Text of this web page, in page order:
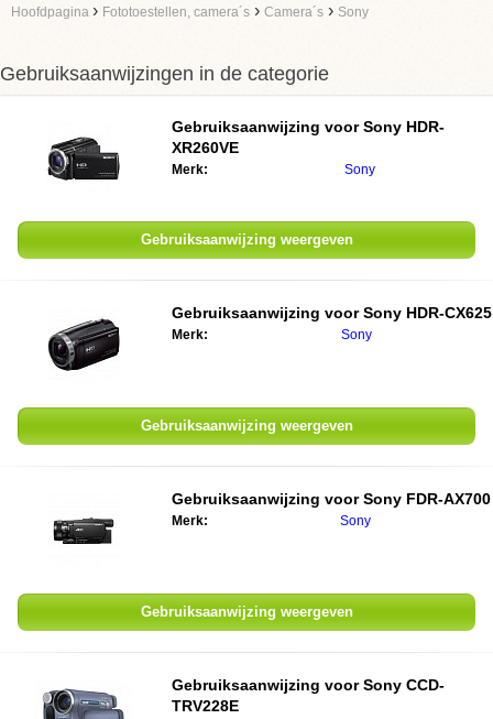
Hoofdpagina › Fototoestellen, camera´s › Camera´s › Sony
Gebruiksaanwijzingen in de categorie
Gebruiksaanwijzing voorSony HDR-
XR260VE
Merk: Sony
Gebruiksaanwijzing weergeven
Gebruiksaanwijzing voorSony HDR-CX625
Merk: Sony
Gebruiksaanwijzing weergeven
Gebruiksaanwijzing voorSony FDR-AX700
Merk: Sony
Gebruiksaanwijzing weergeven
Gebruiksaanwijzing voorSony CCD-
TRV228E